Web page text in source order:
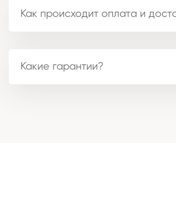
Как происходит оплата и
Какие гарантии?